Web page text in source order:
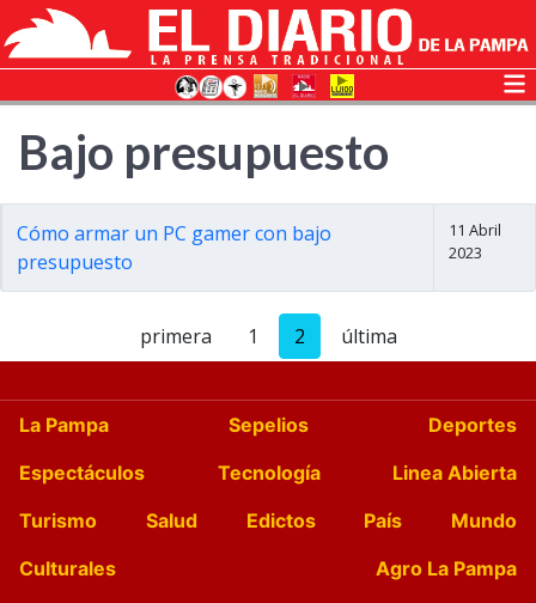
Bajo presupuesto
Cómo armar un PC gamer con bajo
presupuesto
11 Abril
2023
primera 1 2 última
La Pampa Sepelios
Deportes
Espectáculos
Tecnología
Linea Abierta
Turismo
Salud Edictos País
Mundo
Culturales
Agro La Pampa